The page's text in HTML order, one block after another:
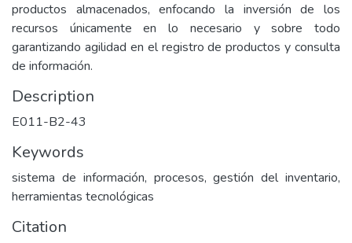
productos almacenados, enfocando la inversión de los
recursos únicamente en lo necesario y sobre todo
garantizando agilidad en el registro de productos y consulta
de información.
Description
E011-B2-43
Keywords
sistema de información, procesos, gestión del inventario,
herramientas tecnológicas
Citation